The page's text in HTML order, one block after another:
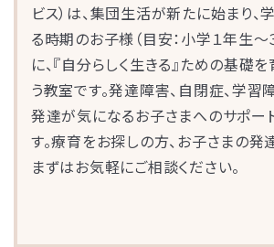
ビス）は、集団生活が新たに始まり
る時期のお子様（目安：小学１年生
に、『自分らしく生きる』ための基礎
う教室です。発達障害、自閉症、学習
発達が気になるお子さまへのサポー
す。療育をお探しの方、お子さまの発
まずはお気軽にご相談ください。